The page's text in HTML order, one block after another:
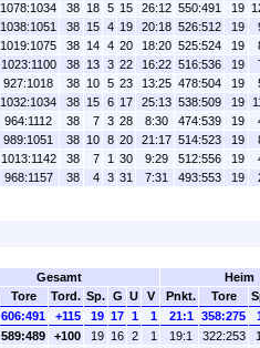
1078:1034 38 18 5 15 26:12 550:491 19
1038:1051 38 15 4 19 20:18 526:512 19
1019:1075 38 14 4 20 18:20 525:524 19
1023:1100 38 13 3 22 16:22 516:536 19
927:1018 38 10 5 23 13:25 478:504 19
1032:1034 38 15 6 17 25:13 538:509 19
964:1112 38 7 3 28 8:30 474:539 19
989:1051 38 10 8 20 21:17 514:523 19
1013:1142 38 7 1 30 9:29 512:556 19
968:1157 38 4 3 31 7:31 493:553 19
Gesamt
Heim
Tore Tord. Sp. G U V Pnkt. Tore
606:491 +115 19 17 1 1 21:1 358:275
589:489 +100 19 16 2 1 19:1 322:253